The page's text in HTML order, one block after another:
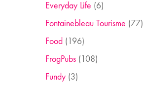
Everyday Life (6)
Fontainebleau Tourisme (77)
Food (196)
FrogPubs(108)
Fundy(3)